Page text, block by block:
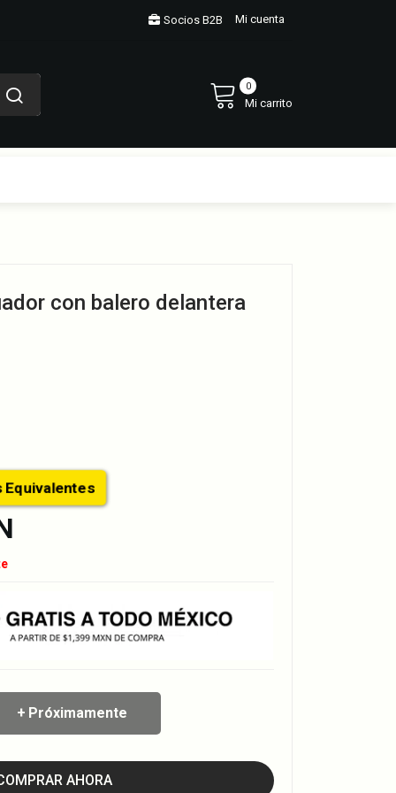
Socios B2B Mi cuenta
0
Mi carrito
con balero delantera
Equivalentes
Próximamente
AHORA